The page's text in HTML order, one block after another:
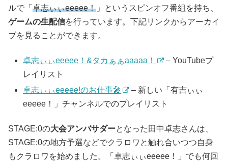
ルで「 卓志ぃぃeeeee！ 」というスピンオフ番組を持ち、
ゲームの生配信を行っています。下記リンクからアーカイ
ブを見ることができます。
卓志ぃぃeeeee！&タカぁぁaaaaa！
– YouTubeプ
レイリスト
卓志ぃぃeeeee!のお仕事🎤
– 新しい「有吉ぃぃ
eeeee！」チャンネルでのプレイリスト
STAGE:0の大会アンバサダーとなった田中卓志さんは、
STAGE:0の地方予選などでクラロワと触れ合いつつ自身
もクラロワを始めました。「卓志ぃぃeeeee！」でも何回